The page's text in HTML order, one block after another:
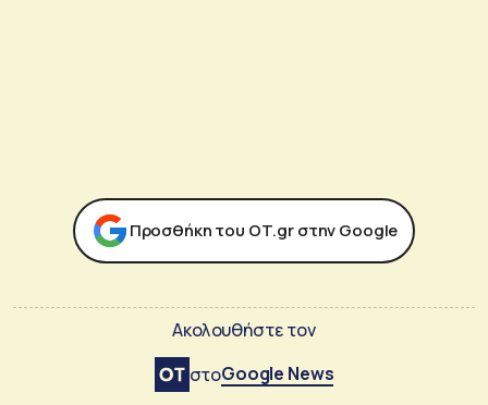
Προσθήκη του ΟΤ.gr στην Google
Ακολουθήστε τον
στοGoogle News